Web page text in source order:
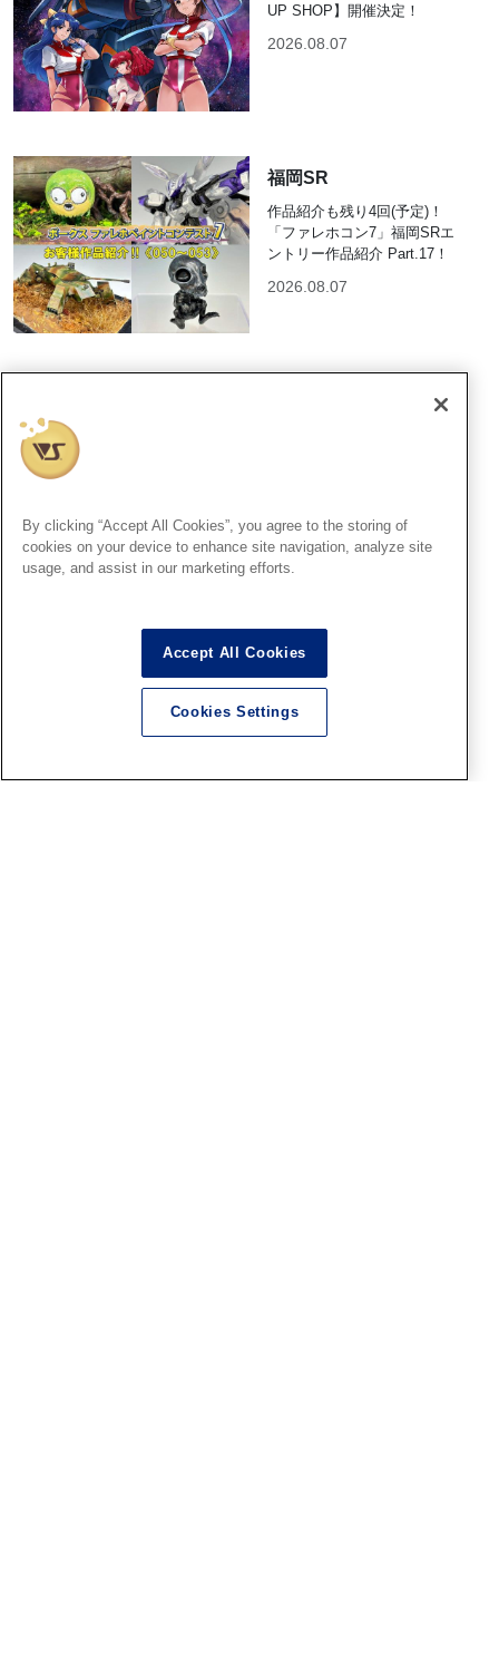
UP SHOP】開催決定！
2026.08.07
福岡SR
作品紹介も残り4回(予定)！
「ファレホコン7」福岡SRエ
ントリー作品紹介 Part.17！
2026.08.07
8月9日（日）13時より「ファ
レホペイントコンテスト7」結
By clicking “Accept All Cookies”, you agree to the storing of
cookies on your device to enhance site navigation, analyze site
usage, and assist in our marketing efforts.
Accept All Cookies
Cookies Settings